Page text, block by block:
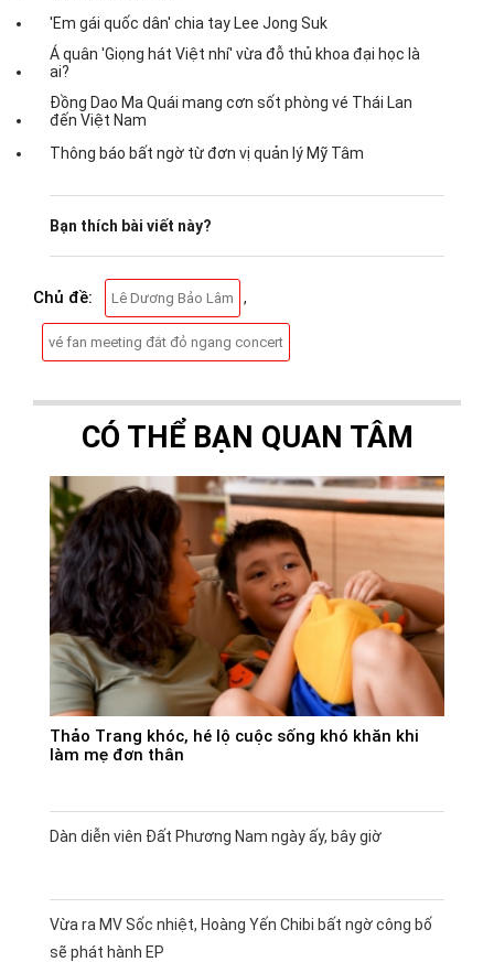
'Em gái quốc dân' chia tay Lee Jong Suk
Á quân 'Giọng hát Việt nhí' vừa đỗ thủ khoa đại học là
ai?
Đồng Dao Ma Quái mang cơn sốt phòng vé Thái Lan
đến Việt Nam
Thông báo bất ngờ từ đơn vị quản lý Mỹ Tâm
Bạn thích bài viết này?
Chủ đề: Lê Dương Bảo Lâm ,
vé fan meeting đắt đỏ ngang concert
CÓ THỂ BẠN QUAN TÂM
Thảo Trang khóc, hé lộ cuộc sống khó khăn khi
làm mẹ đơn thân
Dàn diễn viên Đất Phương Nam ngày ấy, bây giờ
Vừa ra MV Sốc nhiệt, Hoàng Yến Chibi bất ngờ công bố
sẽ phát hành EP